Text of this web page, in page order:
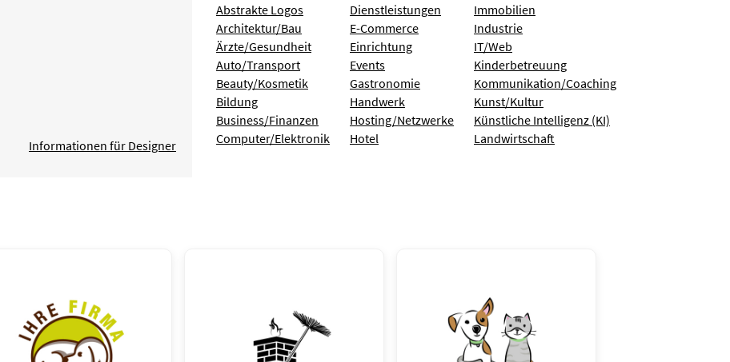
Informationen für Designer
Abstrakte Logos
Architektur/Bau
Ärzte/Gesundheit
Auto/Transport
Beauty/Kosmetik
Bildung
Business/Finanzen
Computer/Elektronik
Dienstleistungen
E-Commerce
Einrichtung
Events
Gastronomie
Handwerk
Hosting/Netzwerke
Hotel
Immobilien
Industrie
IT/Web
Kinderbetreuung
Kommunikation/Coaching
Kunst/Kultur
Künstliche Intelligenz (KI)
Landwirtschaft